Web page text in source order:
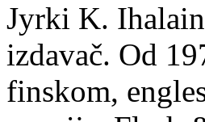
Jyrki K.
izdavač. Od
finskom,